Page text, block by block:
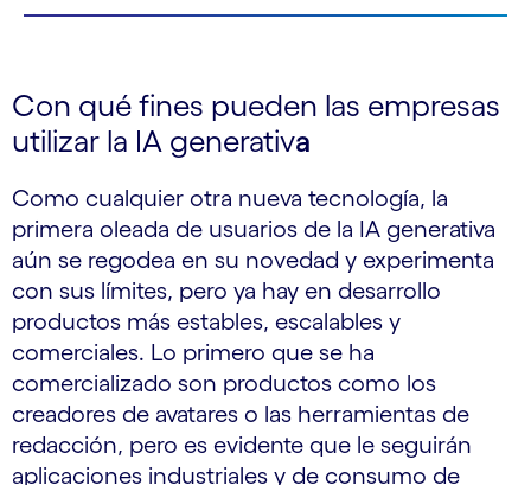
Con qué fines pueden las empresas
utilizar la IA generativa
Como cualquier otra nueva tecnología, la
primera oleada de usuarios de la IA generativa
aún se regodea en su novedad y experimenta
con sus límites, pero ya hay en desarrollo
productos más estables, escalables y
comerciales. Lo primero que se ha
comercializado son productos como los
creadores de avatares o las herramientas de
redacción, pero es evidente que le seguirán
aplicaciones industriales y de consumo de